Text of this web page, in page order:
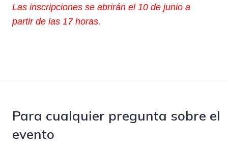
Las inscripciones se abrirán el 10 de junio a
partir de las 17 horas.
Para cualquier pregunta sobre el
evento